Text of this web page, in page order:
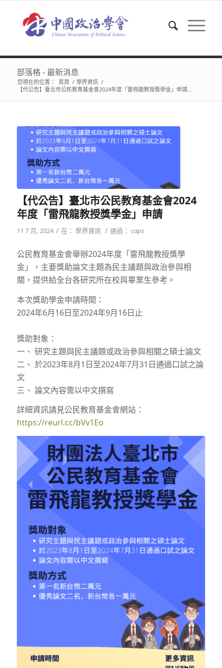
部落格 - 最新消息
您現在的位置： 首頁 / 學界資訊 /
【代公告】臺北市公民教育基金會2024年度「雷飛龍教授獎學金」申請...
【代公告】臺北市公民教育基金會2024
年度「雷飛龍教授獎學金」申請
11 7 月, 2024 / 在： 學界資訊 / 通過： caps
公民教育基金會舉辦2024年度「雷飛龍教授獎學
金」，主要獎助論文主題為民主議題與政治參與相
關，提供給全台各研究所在校與畢業生參考。
本次獎助學金申請時間：
2024年6月16日至2024年9月16日止
獎助對象：
一、 研究主題與民主議題或政治參與相關之碩士論文
二、 於2023年8月1日至2024年7月31日通過口試之論
文
三、 論文內容需以中文撰寫
詳細資訊請見公民教育基金會網站：
https://reurl.cc/bVv1Eo